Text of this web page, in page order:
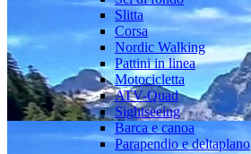
Slitta
Corsa
Nordic Walking
Pattini in linea
Motocicletta
ATV-Quad
Sightseeing
Barca e canoa
Parapendio e deltaplano